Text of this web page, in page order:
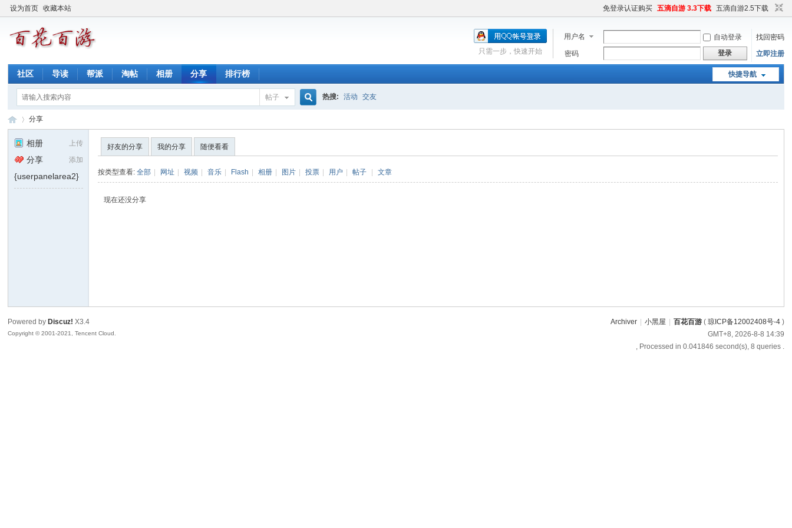
设为首页 收藏本站 免登录认证购买 五滴自游 3.3下载 五滴自游2.5下载
用户名 自动登录
找回密码
密码
登录 立即注册
只需一步，快速开始
快捷导航
社区 导读 帮派 淘帖 相册 分享 排行榜
帖子 热搜: 活动 交友
分享
上传
相册
添加
分享
{userpanelarea2}
好友的分享 我的分享 随便看看
按类型查看:全部 网址 视频 音乐 Flash 相册 图片 投票 用户 帖子 文章
现在还没分享
Archiver 小黑屋 百花百游( 琼ICP备12002408号-4)
GMT+8, 2026-8-8 14:39
, Processed in 0.041846 second(s), 8 queries .
Powered by Discuz! X3.4
Copyright © 2001-2021, Tencent Cloud.